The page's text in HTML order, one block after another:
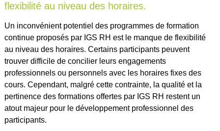
flexibilité au niveau des horaires.
Un inconvénient potentiel des programmes de formation
continue proposés par IGS RH est le manque de flexibilité
au niveau des horaires. Certains participants peuvent
trouver difficile de concilier leurs engagements
professionnels ou personnels avec les horaires fixes des
cours. Cependant, malgré cette contrainte, la qualité et la
pertinence des formations offertes par IGS RH restent un
atout majeur pour le développement professionnel des
participants.